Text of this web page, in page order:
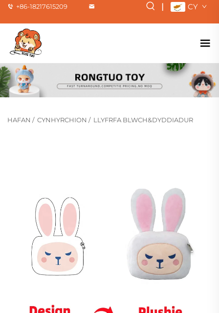
+86-18217615209 | CY
HAFAN / CYNHYRCHION / LLYFRFA BLWCH&DYDDIADUR